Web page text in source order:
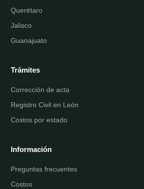
Querétaro
Jalisco
Guanajuato
Trámites
Corrección de acta
Registro Civil en León
Costos por estado
Información
Preguntas frecuentes
Costos